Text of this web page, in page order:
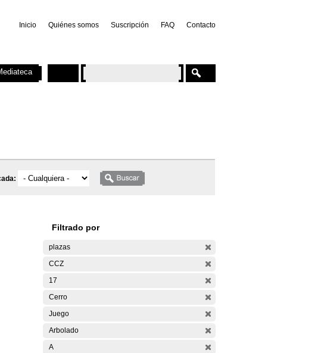
Inicio Quiénes somos Suscripción FAQ Contacto
Filtrado por
plazas
CCZ
17
Cerro
Juego
Arbolado
A